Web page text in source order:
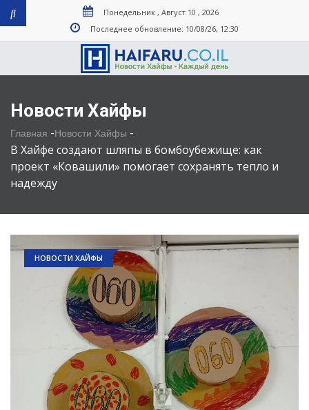
Понедельник , Август 10 , 2026
Последнее обновление: 10/08/26, 12:30
Новости Хайфы
Главная -Новости Хайфы -
В Хайфе cоздают шляпы в бомбоубежище: как
проект «Ковашили» помогает сохранять тепло и
надежду
НОВОСТИ ХАЙФЫ